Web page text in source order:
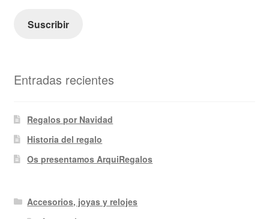
electrónico
Suscribir
Entradas recientes
Regalos por Navidad
Historia del regalo
Os presentamos ArquiRegalos
Accesorios, joyas y relojes